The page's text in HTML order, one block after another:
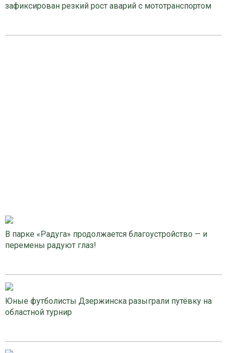
зафиксирован резкий рост аварий с мототранспортом
В парке «Радуга» продолжается благоустройство — и
перемены радуют глаз!
Юные футболисты Дзержинска разыграли путёвку на
областной турнир